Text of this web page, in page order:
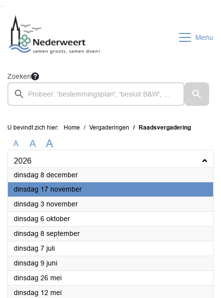
Menu
Zoeken
U bevindt zich hier: Home Vergaderingen Raadsvergadering
A A A
2026
dinsdag 8 december2026
dinsdag 17 november2026
dinsdag 3 november2026
dinsdag 6 oktober2026
dinsdag 8 september2026
dinsdag 7 juli2026
dinsdag 9 juni2026
dinsdag 26 mei2026
dinsdag 12 mei2026